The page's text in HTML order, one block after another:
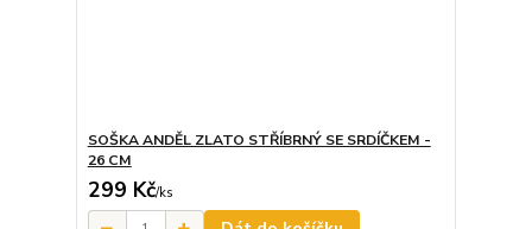
SOŠKA ANDĚL ZLATO STŘÍBRNÝ SE SRDÍČKEM -
26 CM
299 Kč/ks